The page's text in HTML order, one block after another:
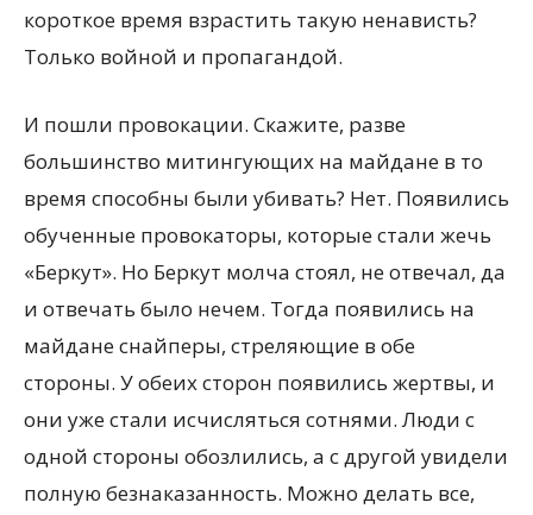
короткое время взрастить такую ненависть?
Только войной и пропагандой.
И пошли провокации. Скажите, разве
большинство митингующих на майдане в то
время способны были убивать? Нет. Появились
обученные провокаторы, которые стали жечь
«Беркут». Но Беркут молча стоял, не отвечал, да
и отвечать было нечем. Тогда появились на
майдане снайперы, стреляющие в обе
стороны. У обеих сторон появились жертвы, и
они уже стали исчисляться сотнями. Люди с
одной стороны обозлились, а с другой увидели
полную безнаказанность. Можно делать все,